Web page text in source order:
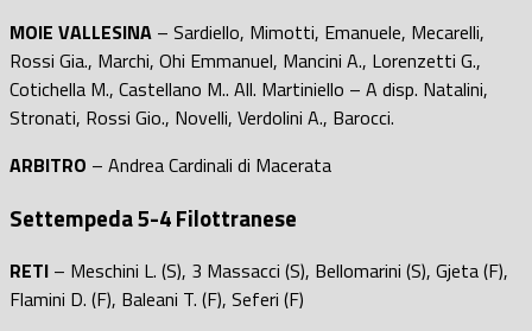
MOIE VALLESINA – Sardiello, Mimotti, Emanuele, Mecarelli,
Rossi Gia., Marchi, Ohi Emmanuel, Mancini A., Lorenzetti G.,
Cotichella M., Castellano M.. All. Martiniello – A disp. Natalini,
Stronati, Rossi Gio., Novelli, Verdolini A., Barocci.
ARBITRO – Andrea Cardinali di Macerata
Settempeda 5-4 Filottranese
RETI – Meschini L. (S), 3 Massacci (S), Bellomarini (S), Gjeta (F),
Flamini D. (F), Baleani T. (F), Seferi (F)